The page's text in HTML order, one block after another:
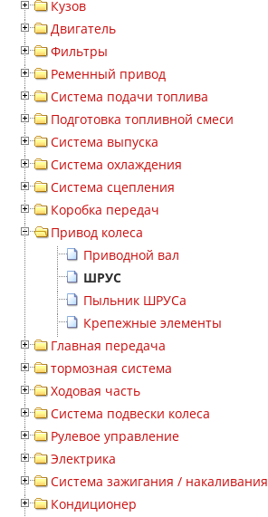
Кузов
Двигатель
Фильтры
Ременный привод
Система подачи топлива
Подготовка топливной смеси
Система выпуска
Система охлаждения
Система сцепления
Коробка передач
Привод колеса
Приводной вал
ШРУС
Пыльник ШРУСа
Крепежные элементы
Главная передача
тормозная система
Ходовая часть
Система подвески колеса
Рулевое управление
Электрика
Система зажигания / накаливания
Кондиционер